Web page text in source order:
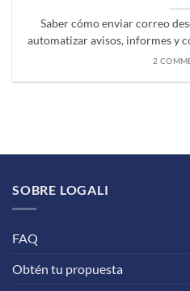
Saber cómo enviar correo
automatizar avisos, informes y
2
SOBRE LOGALI
FAQ
Obtén tu propuesta